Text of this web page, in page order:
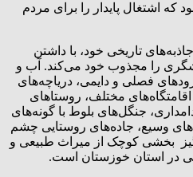
اشتغال پایدار را برای مردم
تاریخی خود، با داشتن
را مجذوب خود می‌کند. آب و
فصلی و دایمی، دریاچه‌های
مختلف، روستاهای
جنگل‌های بلوط با گونه‌های
وسیع، جاده‌های روستایی چشم
بخشی کوچک از میراث طبیعی و
در استان خوزستان است.